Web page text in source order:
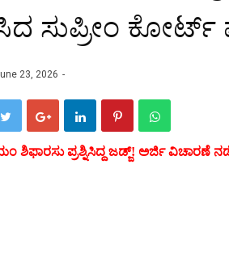
ಸುಪ್ರೀಂ ಕೋರ್ಟ್‌
23, 2026
ಶಿಫಾರಸು ಪ್ರಶ್ನಿಸಿದ್ದ ಜಡ್ಜ್‌! ಅರ್ಜಿ ವಿಚಾರಣೆ